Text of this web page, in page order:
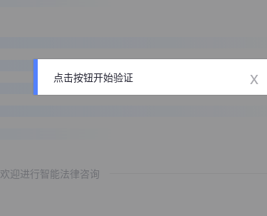
欢迎进行智能法律咨询
点击按钮开始验证 x